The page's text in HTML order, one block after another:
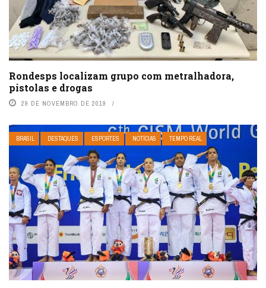
Rondesps localizam grupo com metralhadora,
pistolas e drogas
29 DE NOVEMBRO DE 2019
BRASIL DESTAQUES ESPORTES NOTÍCIAS TEMPO REAL